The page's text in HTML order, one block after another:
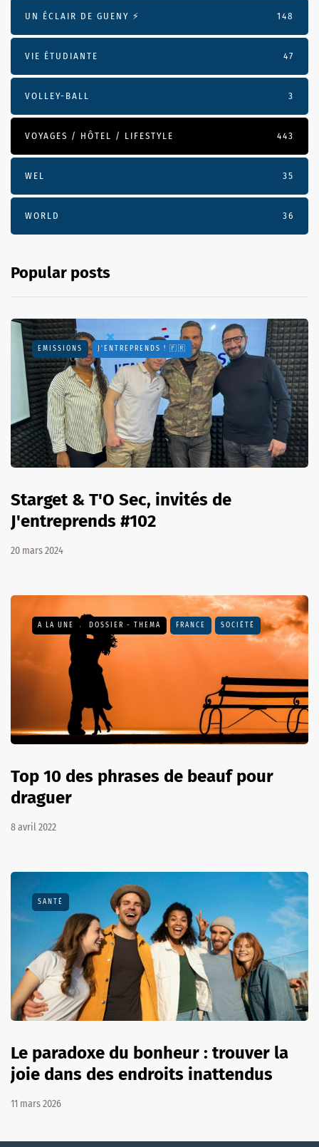
UN ÉCLAIR DE GUENY ⚡️ 148
VIE ÉTUDIANTE 47
VOLLEY-BALL 3
VOYAGES / HÔTEL / LIFESTYLE 443
WEL 35
WORLD 36
Popular posts
EMISSIONS J'ENTREPRENDS ! 🇫🇷
Starget & T'O Sec, invités de
J'entreprends #102
20 mars 2024
A LA UNE DOSSIER - THEMA FRANCE SOCIÉTÉ
Top 10 des phrases de beauf pour
draguer
8 avril 2022
SANTÉ
Le paradoxe du bonheur : trouver la
joie dans des endroits inattendus
11 mars 2026